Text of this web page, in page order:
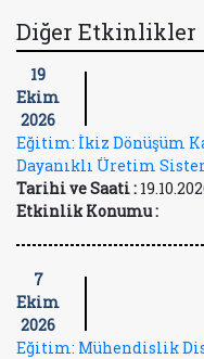
Diğer Etkinlikler
19
Ekim
2026
Eğitim: İkiz Dönüşüm
Dayanıklı Üretim
Tarihi ve Saati :
Etkinlik Konumu :
7
Ekim
2026
Eğitim: Mühendislik